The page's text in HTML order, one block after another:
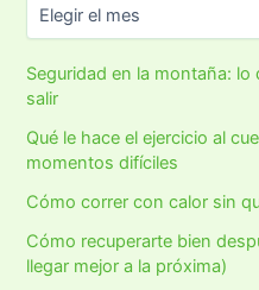
Seguridad en la montaña:
salir
Qué le hace el ejercicio al
momentos difíciles
Cómo correr con calor sin
Cómo recuperarte bien
llegar mejor a la próxima)